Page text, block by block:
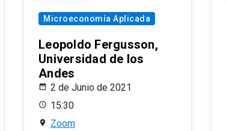
Microeconomía Aplicada
Leopoldo Fergusson,
Universidad de los
Andes
2 de Junio de 2021
15:30
Zoom